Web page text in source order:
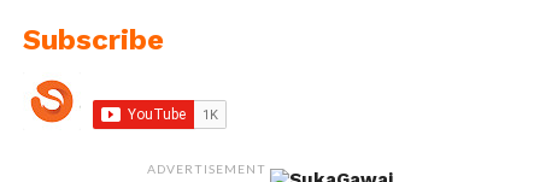
Subscribe
ADVERTISEMENT